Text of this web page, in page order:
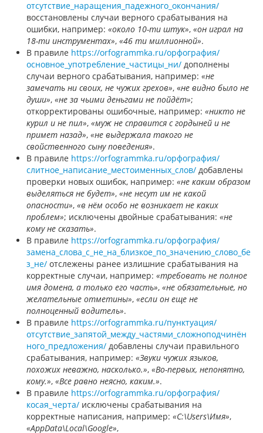
отсутствие_наращения_падежного_окончания/
восстановлены случаи верного срабатывания на
ошибки, например: «около 10-ти штук», «он играл на
18-ти инструментах», «46 ти миллионной».
В правиле https://orfogrammka.ru/орфография/
основное_употребление_частицы_ни/ дополнены
случаи верного срабатывания, например: «не
замечать ни своих, не чужих грехов», «не видно было не
души», «не за чьими деньгами не пойдёт»;
откорректированы ошибочные, например: «никто не
курил и не пил», «муж не справится с гордыней и не
примет назад», «не выдержала такого не
свойственного сыну поведения».
В правиле https://orfogrammka.ru/орфография/
слитное_написание_местоименных_слов/ добавлены
проверки новых ошибок, например: «не каким образом
выделяться не будет», «не несут им не какой
опасности», «в нём особо не возникает не каких
проблем»; исключены двойные срабатывания: «не
кому не сказать».
В правиле https://orfogrammka.ru/орфография/
замена_слова_с_не_на_близкое_по_значению_слово_бе
з_не/ отслежены ранее излишние срабатывания на
корректные случаи, например: «требовать не полное
имя домена, а только его часть», «не обязательные, но
желательные отметины», «если он еще не
полноценный водитель».
В правиле https://orfogrammka.ru/пунктуация/
отсутствие_запятой_между_частями_сложноподчинён
ного_предложения/ добавлены случаи правильного
срабатывания, например: «Звуки чужих языков,
похожих неважно, насколько.», «Во-первых, непонятно,
кому.», «Все равно неясно, каким.».
В правиле https://orfogrammka.ru/орфография/
косая_черта/ исключены срабатывания на
корректные написания, например: «C:\Users\Имя»,
«AppData\Local\Google»,